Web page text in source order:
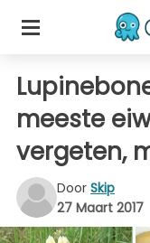
meeste
vergeten,
Door Skip
27 Maart 2017